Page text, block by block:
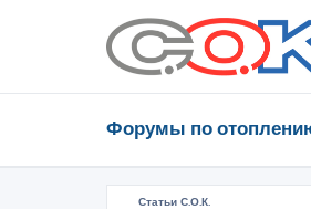
Форумы по
Статьи С.О.К.